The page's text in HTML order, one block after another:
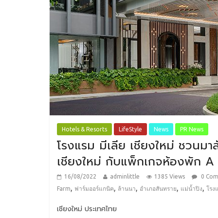
Hotels & Resorts LifeStyle News PR News
โรงแรม มีเลีย เชียงใหม่ ชวนม
เชียงใหม่ กับแพ็กเกจห้องพัก
16/08/2022 adminlittle 1385 Views 0
Farm, ฟาร์มออร์แกนิค, ล้านนา, อำเภอสันทราย, แม่น้ำปิง, โรง
เชียงใหม่ ประเทศไทย